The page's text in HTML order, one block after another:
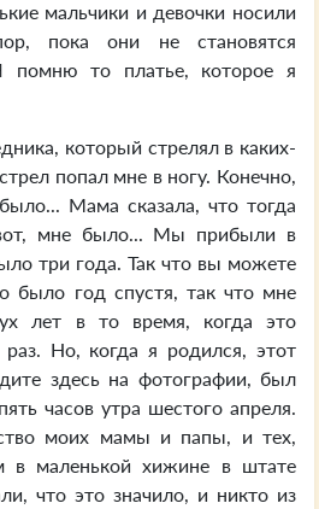
мальчики и девочки носили
пока они не становятся
помню то платье, которое я
который стрелял в каких-
попал мне в ногу. Конечно,
Мама сказала, что тогда
мне было... Мы прибыли в
три года. Так что вы можете
было год спустя, так что мне
лет в то время, когда это
Но, когда я родился, этот
здесь на фотографии, был
часов утра шестого апреля.
моих мамы и папы, и тех,
в маленькой хижине в штате
что это значило, и никто из